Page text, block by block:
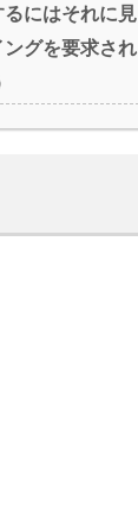
にはそれに見
グを要求され